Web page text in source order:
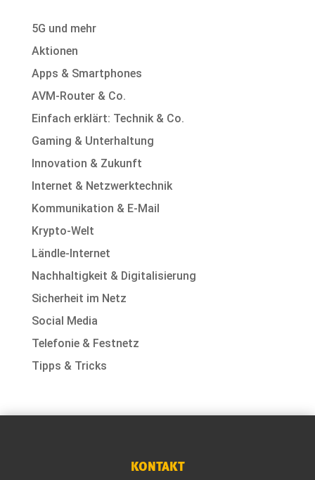
5G und mehr
Aktionen
Apps & Smartphones
AVM-Router & Co.
Einfach erklärt: Technik & Co.
Gaming & Unterhaltung
Innovation & Zukunft
Internet & Netzwerktechnik
Kommunikation & E-Mail
Krypto-Welt
Ländle-Internet
Nachhaltigkeit & Digitalisierung
Sicherheit im Netz
Social Media
Telefonie & Festnetz
Tipps & Tricks
KONTAKT